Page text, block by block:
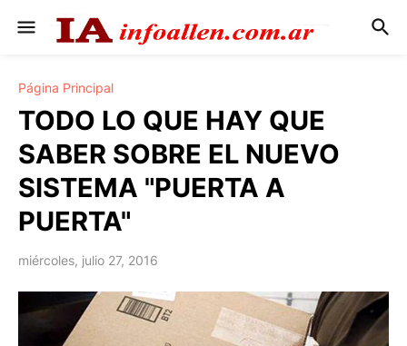
Página Principal
TODO LO QUE HAY QUE
SABER SOBRE EL NUEVO
SISTEMA "PUERTA A
PUERTA"
miércoles, julio 27, 2016